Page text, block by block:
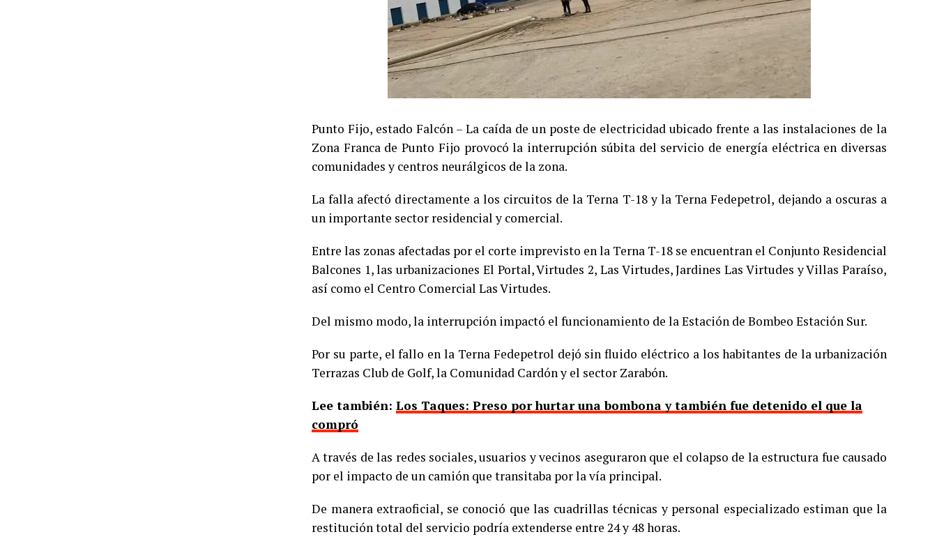
Punto Fijo, estado Falcón – La caída de un poste de electricidad ubicado frente a las instalaciones de la
Zona Franca de Punto Fijo provocó la interrupción súbita del servicio de energía eléctrica en diversas
comunidades y centros neurálgicos de la zona.
La falla afectó directamente a los circuitos de la Terna T-18 y la Terna Fedepetrol, dejando a oscuras a
un importante sector residencial y comercial.
Entre las zonas afectadas por el corte imprevisto en la Terna T-18 se encuentran el Conjunto Residencial
Balcones 1, las urbanizaciones El Portal, Virtudes 2, Las Virtudes, Jardines Las Virtudes y Villas Paraíso,
así como el Centro Comercial Las Virtudes.
Del mismo modo, la interrupción impactó el funcionamiento de la Estación de Bombeo Estación Sur.
Por su parte, el fallo en la Terna Fedepetrol dejó sin fluido eléctrico a los habitantes de la urbanización
Terrazas Club de Golf, la Comunidad Cardón y el sector Zarabón.
Lee también: Los Taques: Preso por hurtar una bombona y también fue detenido el que la
compró
A través de las redes sociales, usuarios y vecinos aseguraron que el colapso de la estructura fue causado
por el impacto de un camión que transitaba por la vía principal.
De manera extraoficial, se conoció que las cuadrillas técnicas y personal especializado estiman que la
restitución total del servicio podría extenderse entre 24 y 48 horas.